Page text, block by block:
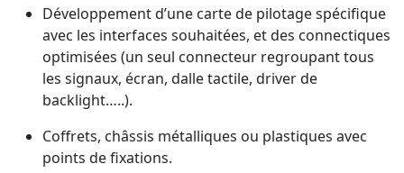
Développement d’une carte de pilotage spécifique
avec les interfaces souhaitées, et des connectiques
optimisées (un seul connecteur regroupant tous
les signaux, écran, dalle tactile, driver de
backlight…..).
Coffrets, châssis métalliques ou plastiques avec
points de fixations.